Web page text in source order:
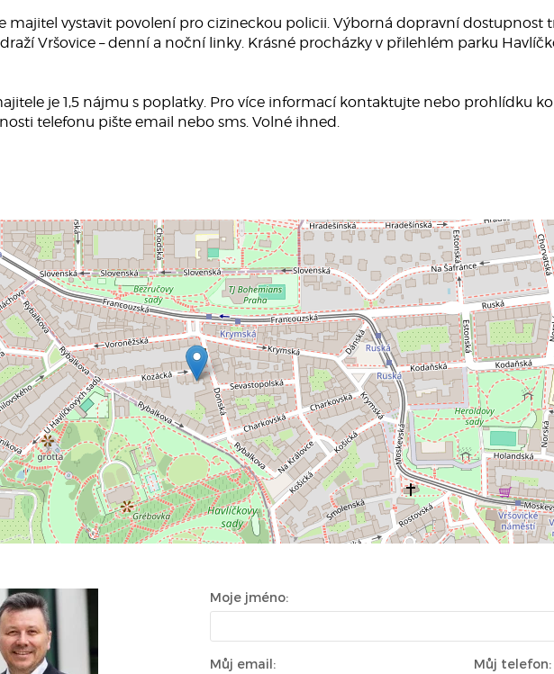
majitel vystavit povolení pro cizineckou policii. Výborná dopravní dostupnost
Vršovice – denní a noční linky. Krásné procházky v přilehlém parku
je 1,5 nájmu s poplatky. Pro více informací kontaktujte nebo prohlídku
telefonu pište email nebo sms. Volné ihned.
Moje jméno:
Můj email: Můj telefon: